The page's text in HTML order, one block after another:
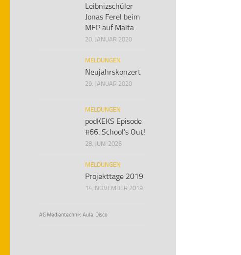
Leibnizschüler
Jonas Ferel beim
MEP auf Malta
20. JANUAR 2020
MELDUNGEN
Neujahrskonzert
29. JANUAR 2020
MELDUNGEN
podKEKS Episode
#66: School’s Out!
28. JUNI 2026
MELDUNGEN
Projekttage 2019
14. NOVEMBER 2019
AG Medientechnik Aula Disco